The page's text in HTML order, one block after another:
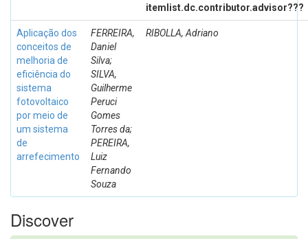
itemlist.dc.contributor.advisor???
Aplicação dos
conceitos de
melhoria de
eficiência do
sistema
fotovoltaico
por meio de
um sistema
de
arrefecimento
FERREIRA,
Daniel
Silva;
SILVA,
Guilherme
Peruci
Gomes
Torres da;
PEREIRA,
Luiz
Fernando
Souza
RIBOLLA, Adriano
Discover